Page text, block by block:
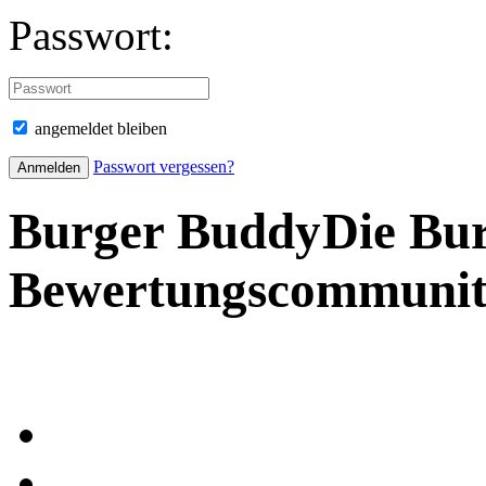
Passwort:
angemeldet bleiben
Passwort vergessen?
Burger BuddyDie